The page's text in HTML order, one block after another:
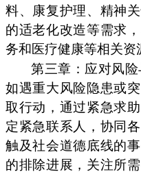
料、康复护理、精神
的适老化改造等需求
务和医疗健康等相关资
第三章：应对风险
如遇重大风险隐患或
取行动，通过紧急求
定紧急联系人，协同
触及社会道德底线的
的排除进展，关注所